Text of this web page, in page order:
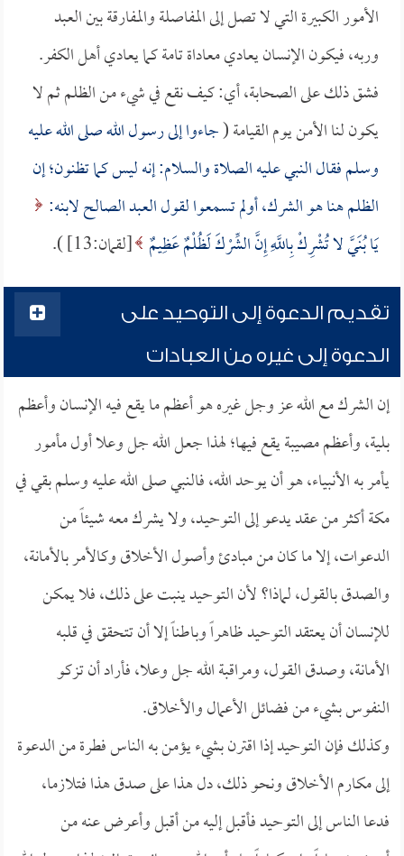
الأمور الكبيرة التي لا تصل إلى المفاصلة والمفارقة بين العبد
وربه، فيكون الإنسان يعادي معاداة تامة كما يعادي أهل الكفر.
فشق ذلك على الصحابة، أي: كيف نقع في شيء من الظلم ثم لا
يكون لنا الأمن يوم القيامة (جاءوا إلى رسول الله صلى الله عليه
وسلم فقال النبي عليه الصلاة والسلام: إنه ليس كما تظنون؛ إن
الظلم هنا هو الشرك، أولم تسمعوا لقول العبد الصالح لابنه:
يَا بُنَيَّ لا تُشْرِكْ بِاللَّهِ إِنَّ الشِّرْكَ لَظُلْمٌ عَظِيمٌ [لقمان:13] ).
تقديم الدعوة إلى التوحيد على
الدعوة إلى غيره من العبادات
إن الشرك مع الله عز وجل غيره هو أعظم ما يقع فيه الإنسان وأعظم
بلية، وأعظم مصيبة يقع فيها؛ لهذا جعل الله جل وعلا أول مأمور
يأمر به الأنبياء، هو أن يوحد الله، فالنبي صلى الله عليه وسلم بقي في
مكة أكثر من عقد يدعو إلى التوحيـد، ولا يشرك معه شيئاً من
الدعوات، إلا ما كان من مبادئ وأصول الأخلاق وكالأمر بالأمانة،
والصدق بالقول، لماذا؟ لأن التوحيد ينبت على ذلك، فلا يمكن
للإنسان أن يعتقد التوحيد ظاهراً وباطناً إلا أن تتحقق في قلبه
الأمانة، وصدق القول، ومراقبة الله جل وعلا، فأراد أن تزكو
النفوس بشيء من فضائل الأعمال والأخلاق.
وكذلك فإن التوحيد إذا اقترن بشيء يؤمن به الناس فطرة من الدعوة
إلى مكارم الأخلاق ونحو ذلك، دل هذا على صدق هذا فتلازما،
فدعا الناس إلى التوحيد فأقبل إليه من أقبل وأعرض عنه من